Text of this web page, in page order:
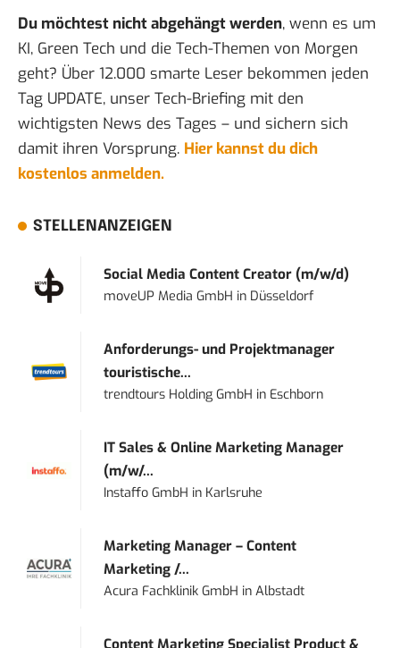
Du möchtest nicht abgehängt werden, wenn es um
KI, Green Tech und die Tech-Themen von Morgen
geht? Über 12.000 smarte Leser bekommen jeden
Tag UPDATE, unser Tech-Briefing mit den
wichtigsten News des Tages – und sichern sich
damit ihren Vorsprung. Hier kannst du dich
kostenlos anmelden.
STELLENANZEIGEN
Social Media Content Creator (m/w/d)
moveUP Media GmbH in Düsseldorf
Anforderungs- und Projektmanager
touristische...
trendtours Holding GmbH in Eschborn
IT Sales & Online Marketing Manager
(m/w/...
Instaffo GmbH in Karlsruhe
Marketing Manager – Content
Marketing /...
Acura Fachklinik GmbH inAlbstadt